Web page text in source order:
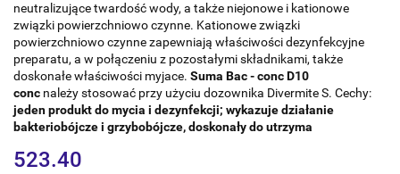
neutralizujące twardość wody, a także niejonowe i kationowe
związki powierzchniowo czynne. Kationowe związki
powierzchniowo czynne zapewniają właściwości dezynfekcyjne
preparatu, a w połączeniu z pozostałymi składnikami, także
doskonałe właściwości myjace. Suma Bac - conc D10
conc należy stosować przy użyciu dozownika Divermite S. Cechy:
jeden produkt do mycia i dezynfekcji; wykazuje działanie
bakteriobójcze i grzybobójcze, doskonały do utrzyma
523.40